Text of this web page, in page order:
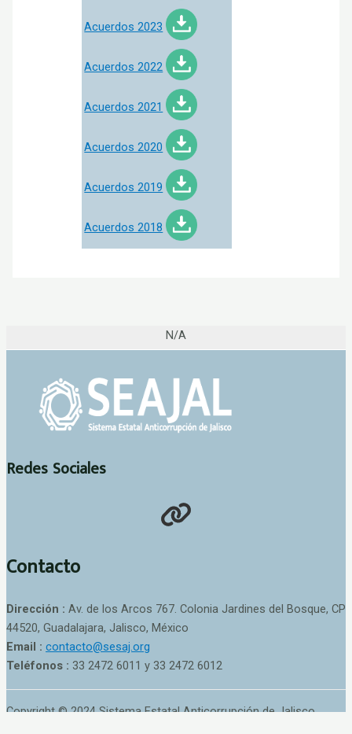
Acuerdos 2023
Acuerdos 2022
Acuerdos 2021
Acuerdos 2020
Acuerdos 2019
Acuerdos 2018
N/A
Redes Sociales
Contacto
Dirección : Av. de los Arcos 767. Colonia Jardines del Bosque, CP
44520, Guadalajara, Jalisco, México
Email : contacto@sesaj.org
Teléfonos : 33 2472 6011 y 33 2472 6012
Copyright © 2024 Sistema Estatal Anticorrupción de Jalisco